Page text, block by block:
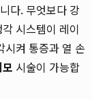
다. 무엇보다 강
시스템이 레이
시켜 통증과 열 손
시술이 가능합